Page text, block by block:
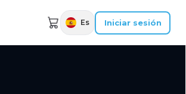
Es Iniciar sesión